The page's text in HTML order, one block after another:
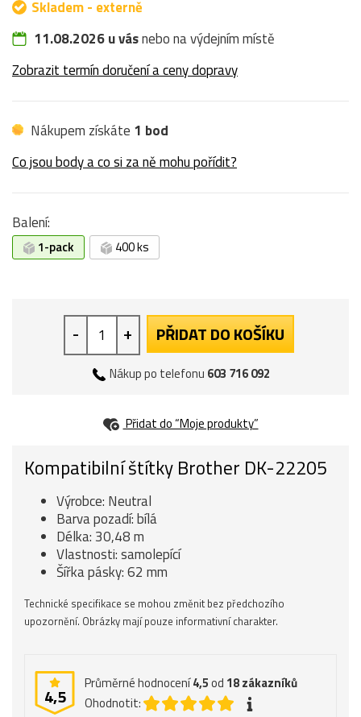
Skladem - externě
11.08.2026 u vásnebo na výdejním místě
Zobrazit termín doručení a ceny dopravy
Nákupem získáte 1 bod
Co jsou body a co si za ně mohu pořídit?
Balení:
1-pack 400 ks
- + PŘIDAT DO KOŠÍKU
Nákup po telefonu 603 716 092
Přidat do “Moje produkty”
Kompatibilní štítky Brother DK-22205
Výrobce: Neutral
Barva pozadí: bílá
Délka: 30,48 m
Vlastnosti: samolepící
Šířka pásky: 62 mm
Technické specifikace se mohou změnit bez předchozího
upozornění. Obrázky mají pouze informativní charakter.
4,5
Průměrné hodnocení4,5od 18zákazníků
Ohodnotit: